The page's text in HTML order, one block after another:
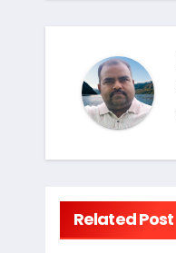
Related Post